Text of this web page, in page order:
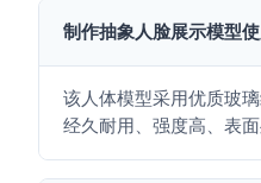
制作抽象人脸展示模型
该人体模型采用优质玻
经久耐用、强度高、表面